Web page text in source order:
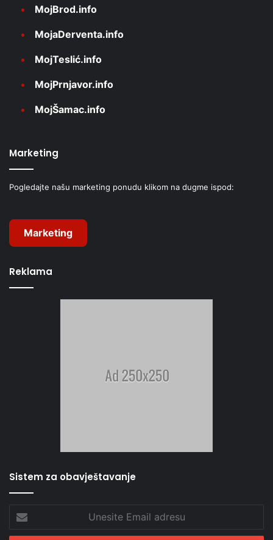
MojBrod.info
MojaDerventa.info
MojTeslić.info
MojPrnjavor.info
MojŠamac.info
Marketing
Pogledajte našu marketing ponudu klikom na dugme ispod:
Marketing
Reklama
Sistem za obavještavanje
Email
adresu